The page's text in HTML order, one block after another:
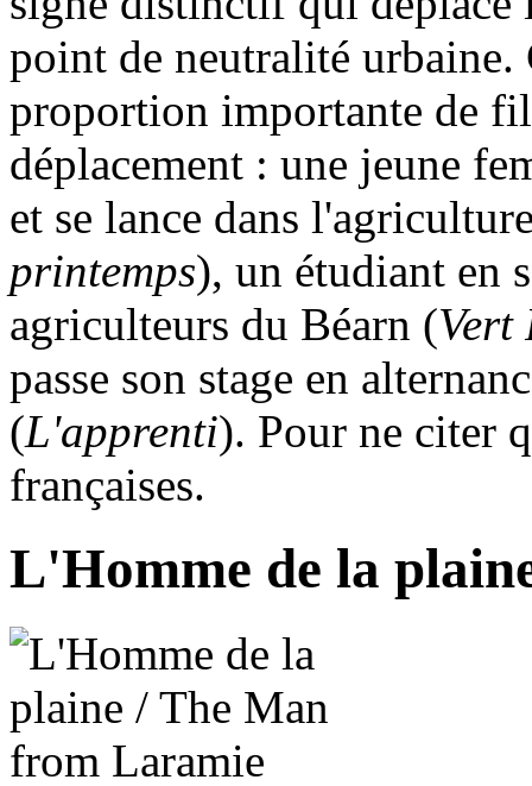
point de neutralité urbaine.
proportion importante de
déplacement : une jeune
et se lance dans
printemps), un étudiant en
agriculteurs du Béarn (Vert
passe son stage en
(L'apprenti). Pour ne citer
françaises.
L'Homme de la